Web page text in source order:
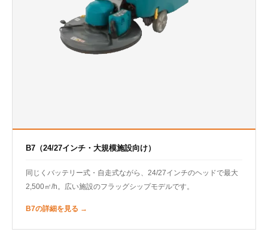
B7（24/27インチ・大規模施設向け）
同じくバッテリー式・自走式ながら、24/27インチのヘッドで最大
2,500㎡/h。広い施設のフラッグシップモデルです。
B7の詳細を見る →